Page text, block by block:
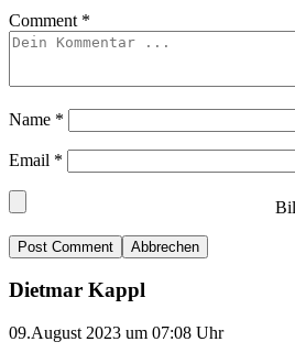
Comment *
Name *
Email *
Abbrechen
Dietmar Kappl
09.August 2023 um 07:08 Uhr